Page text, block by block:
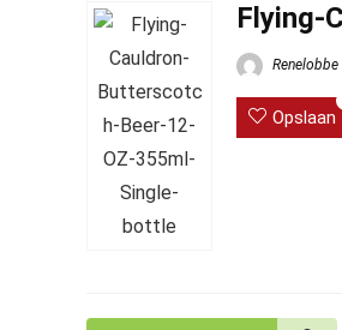
Flying-
Renelobbe
Opslaan